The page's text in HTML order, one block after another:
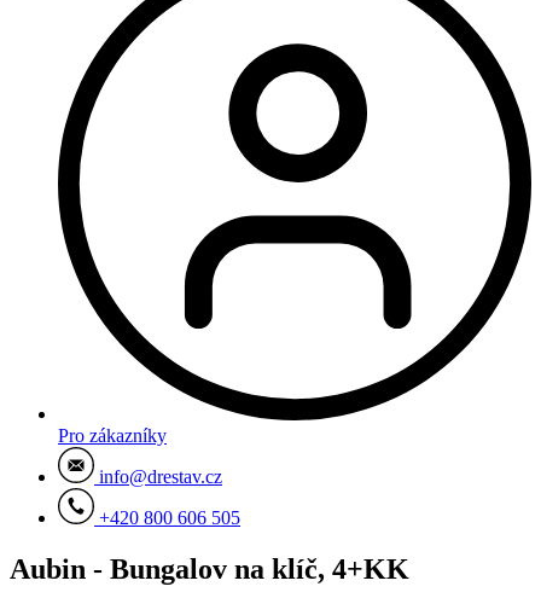
Pro zákazníky
info@drestav.cz
+420 800 606 505
Aubin - Bungalov na klíč, 4+KK